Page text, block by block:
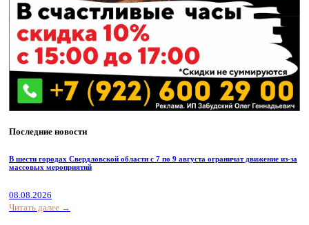
Последние новости
В шести городах Свердловской области с 7 по 9 августа ограничат движение из-за
массовых мероприятий
08.08.2026
Читать далее →